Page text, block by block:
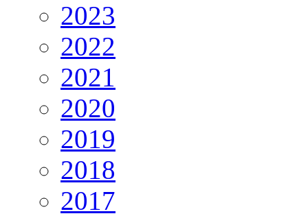
2023
2022
2021
2020
2019
2018
2017